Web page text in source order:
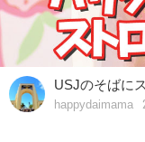
USJのそばに
happydaimama